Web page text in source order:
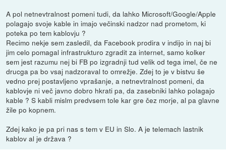
A pol netnevtralnost pomeni tudi, da lahko Microsoft/Google/Apple
polagajo svoje kable in imajo večinski nadzor nad prometom, ki
poteka po tem kablovju ?
Recimo nekje sem zasledil, da Facebook prodira v indijo in naj bi
jim celo pomagal infrastrukturo zgradit za internet, samo kolker
sem jest razumu nej bi FB po izgradnji tud velik od tega imel, če ne
drucga pa bo vsaj nadzoraval to omrežje. Zdej to je v bistvu še
vedno prej postavljeno vprašanje, a netnevtralnost pomeni, da
kablovje ni več javno dobro hkrati pa, da zasebniki lahko polagajo
kable ? S kabli mislm predvsem tole kar gre čez morje, al pa glavne
žile po kopnem.
Zdej kako je pa pri nas s tem v EU in Slo. A je telemach lastnik
kablov al je država ?